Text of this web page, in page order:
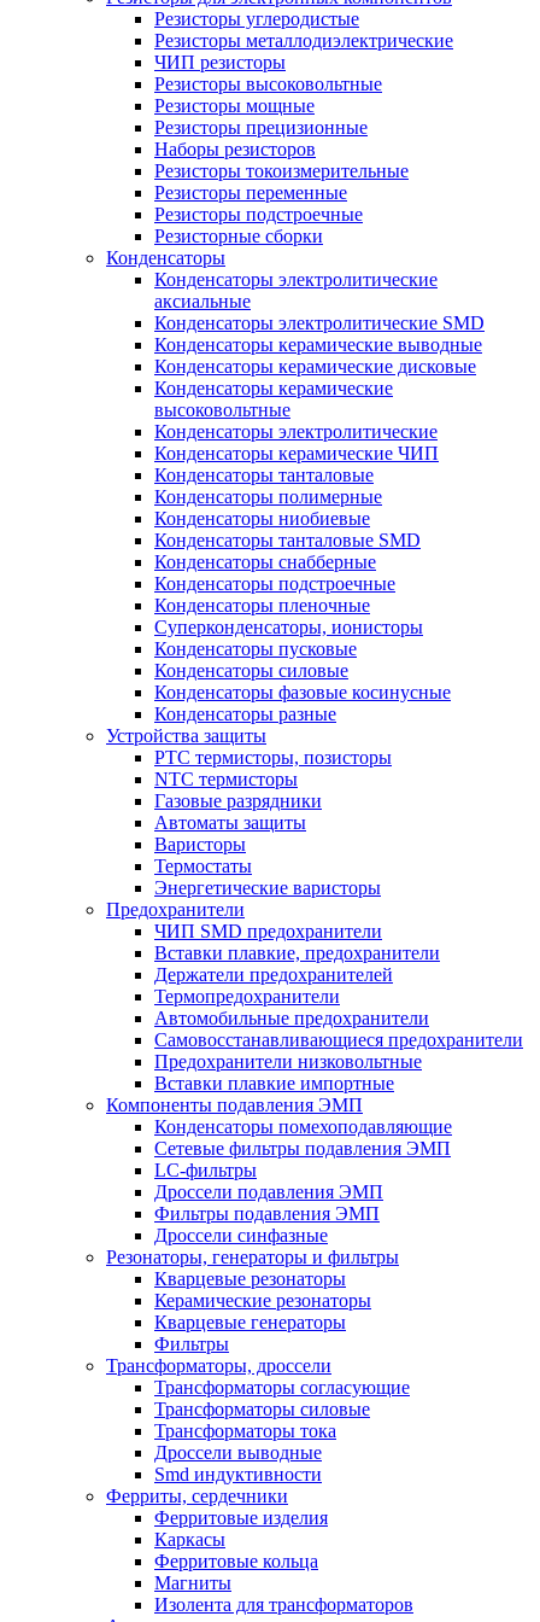
Резисторы углеродистые
Резисторы металлодиэлектрические
ЧИП резисторы
Резисторы высоковольтные
Резисторы мощные
Резисторы прецизионные
Наборы резисторов
Резисторы токоизмерительные
Резисторы переменные
Резисторы подстроечные
Резисторные сборки
Конденсаторы
Конденсаторы электролитические
аксиальные
Конденсаторы электролитические SMD
Конденсаторы керамические выводные
Конденсаторы керамические дисковые
Конденсаторы керамические
высоковольтные
Конденсаторы электролитические
Конденсаторы керамические ЧИП
Конденсаторы танталовые
Конденсаторы полимерные
Конденсаторы ниобиевые
Конденсаторы танталовые SMD
Конденсаторы снабберные
Конденсаторы подстроечные
Конденсаторы пленочные
Суперконденсаторы, ионисторы
Конденсаторы пусковые
Конденсаторы силовые
Конденсаторы фазовые косинусные
Конденсаторы разные
Устройства защиты
PTC термисторы, позисторы
NTC термисторы
Газовые разрядники
Автоматы защиты
Варисторы
Термостаты
Энергетические варисторы
Предохранители
ЧИП SMD предохранители
Вставки плавкие, предохранители
Держатели предохранителей
Термопредохранители
Автомобильные предохранители
Самовосстанавливающиеся предохранители
Предохранители низковольтные
Вставки плавкие импортные
Компоненты подавления ЭМП
Конденсаторы помехоподавляющие
Сетевые фильтры подавления ЭМП
LC-фильтры
Дроссели подавления ЭМП
Фильтры подавления ЭМП
Дроссели синфазные
Резонаторы, генераторы и фильтры
Кварцевые резонаторы
Керамические резонаторы
Кварцевые генераторы
Фильтры
Трансформаторы, дроссели
Трансформаторы согласующие
Трансформаторы силовые
Трансформаторы тока
Дроссели выводные
Smd индуктивности
Ферриты, сердечники
Ферритовые изделия
Каркасы
Ферритовые кольца
Магниты
Изолента для трансформаторов